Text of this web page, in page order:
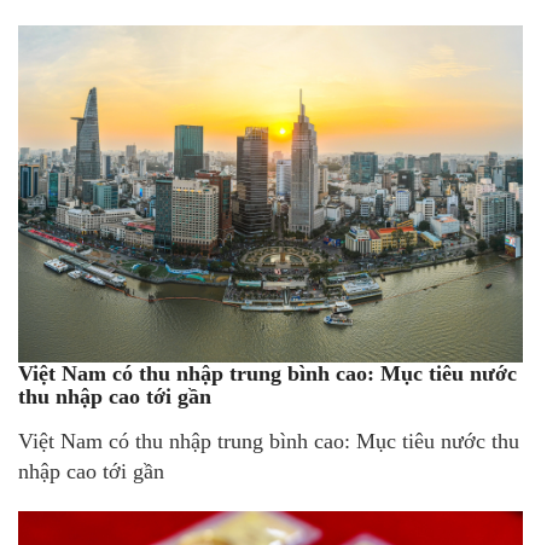
Việt Nam có thu nhập trung bình cao: Mục tiêu nước
thu nhập cao tới gần
Việt Nam có thu nhập trung bình cao: Mục tiêu nước thu
nhập cao tới gần